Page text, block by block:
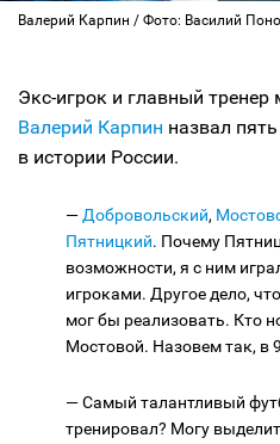
Валерий Карпин / Фото: Василий
Экс-игрок и главный тренер
Валерий Карпин назвал
в истории России.
— Добровольский,
Пятницкий. Почему
возможности, я с ним
игроками. Другое дело,
мог бы реализовать. Кто
Мостовой. Назовем так, в
— Самый талантливый
тренировал? Могу